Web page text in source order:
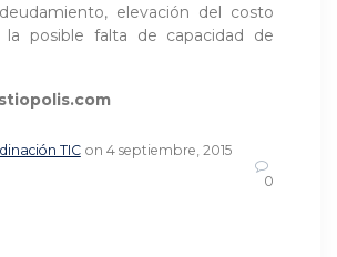
elevación del costo
la posible falta de capacidad de
TIC on 4 septiembre, 2015
0